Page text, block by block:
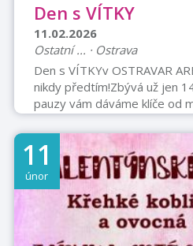
Den s VÍTKY
11.02.2026
Ostatní ... · Ostrava
Den s VÍTKYv OSTRAVAR
nikdy předtím!Zbývá už jen
pauzy vám dáváme klíče od
normálně nedostanou.Středa
2026Odpoledne plné
srdci VÍTEK.OSTRAVAR
Komentované prohlídky
technického zázemí a VIP
(pro registrované zájemce,
spouštíme týden před
extra ...
11
únor